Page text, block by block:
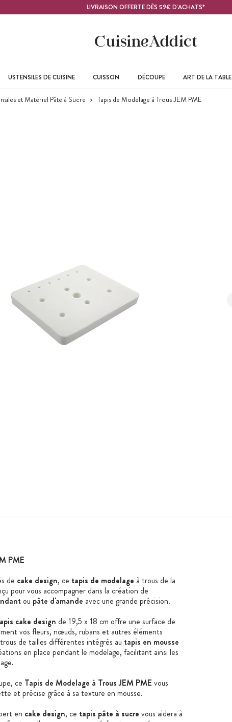
LIVRAISON OFFERTE DÈS 59€ D'ACHATS*
USTENSILES DE CUISINE CUISSON DÉCOUPE ART DE LA TABLE
et Matériel Pâte à Sucre Tapis de Modelage à Trous JEM PME
PME
de cake design, ce tapis de modelage à trous de la
pour vous accompagner dans la création de
ou pâte d'amande avec une grande précision.
cake design de 19,5 x 18 cm offre une surface de
vos fleurs, nœuds, rubans et autres éléments
de tailles différentes intégrés au tapis en mousse
en place pendant le modelage, facilitant ainsi les
ce Tapis de Modelage à Trous JEM PME vous
et précise grâce à sa texture en mousse.
en cake design, ce tapis pâte à sucre vous aidera à